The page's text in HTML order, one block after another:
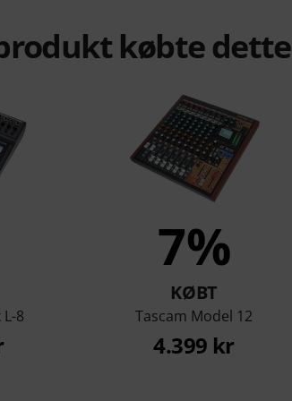
købte dette
8
7%
KØBT
Tascam Model 12
4.399 kr